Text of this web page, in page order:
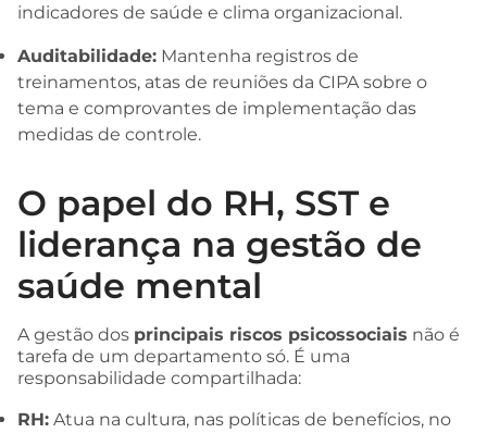
indicadores de saúde e clima organizacional.
Auditabilidade: Mantenha registros de
treinamentos, atas de reuniões da CIPA sobre o
tema e comprovantes de implementação das
medidas de controle.
O papel do RH, SST e
liderança na gestão de
saúde mental
A gestão dos principais riscos psicossociais não é
tarefa de um departamento só. É uma
responsabilidade compartilhada:
RH: Atua na cultura, nas políticas de benefícios, no